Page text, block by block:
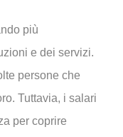
più
e dei servizi.
persone che
Tuttavia, i salari
per coprire